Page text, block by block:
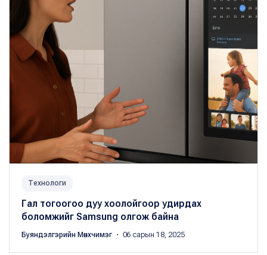
Технологи
Гал тогоогоо дуу хоолойгоор удирдах
боломжийг Samsung олгож байна
Буяндэлгэрийн Мөнхчимэг ・ 06 сарын 18, 2025